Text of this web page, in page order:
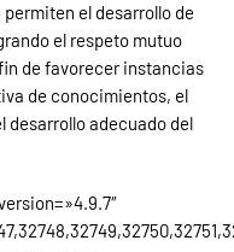
el desarrollo de
el respeto mutuo
de favorecer instancias
de conocimientos, el
desarrollo adecuado del